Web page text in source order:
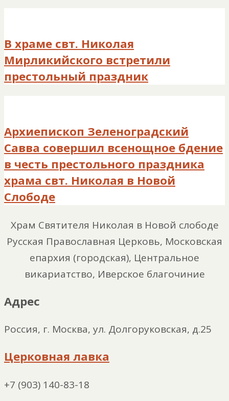
В храме свт. Николая
Мирликийского встретили
престольный праздник
Архиепископ Зеленоградский
Савва совершил всенощное бдение
в честь престольного праздника
храма свт. Николая в Новой
Слободе
Храм Святителя Николая в Новой слободе
Русская Православная Церковь, Московская
епархия (городская), Центральное
викариатство, Иверское благочиние
Адрес
Россия, г. Москва, ул. Долгоруковская, д.25
Церковная лавка
+7 (903) 140-83-18